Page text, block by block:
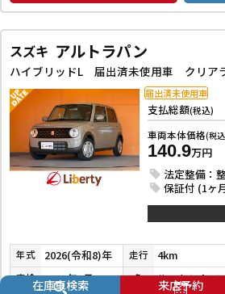
スズキ アルトラパン
支払総額(税込)
車両本体価格(税
140.9万円
法定整備：
保証付 (1ヶ
届出済未使用車
年式 2026(令和8)年 走行 4km
車検 2029年1月 色 ルー
在庫車検索 来店予約